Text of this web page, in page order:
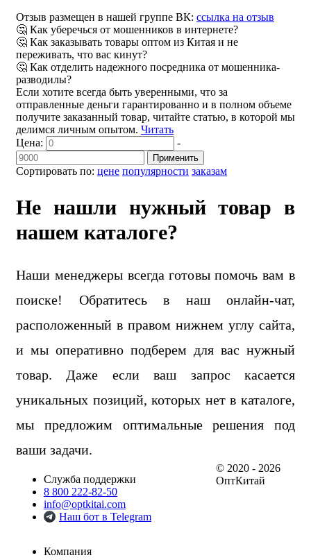
Отзыв размещен в нашей группе ВК: ссылка на отзыв
🤔 Как уберечься от мошенников в интернете?
🤔 Как заказывать товары оптом из Китая и не
переживать, что вас кинут?
🤔 Как отделить надежного посредника от мошенника-
разводилы?
Если хотите всегда быть уверенными, что за
отправленные деньги гарантированно и в полном объеме
получите заказанный товар, читайте статью, в которой мы
делимся личным опытом. Читать
Сортировать по: цене популярности заказам
Цена: -
Применить
Не нашли нужный товар в
нашем каталоге?
Наши менеджеры всегда готовы помочь вам в
поиске! Обратитесь в наш онлайн-чат,
расположенный в правом нижнем углу сайта,
и мы оперативно подберем для вас нужный
товар. Даже если ваш запрос касается
уникальных позиций, которых нет в каталоге,
мы предложим оптимальные решения под
ваши задачи.
Служба поддержки
8 800 222-82-50
info@optkitai.com
Наш бот в Telegram
Компания
© 2020 - 2026
ОптКитай